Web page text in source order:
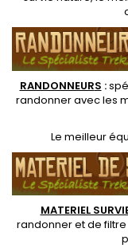
RANDONNEURS :
randonner avec les
Le meilleur
MATERIEL
randonneret de